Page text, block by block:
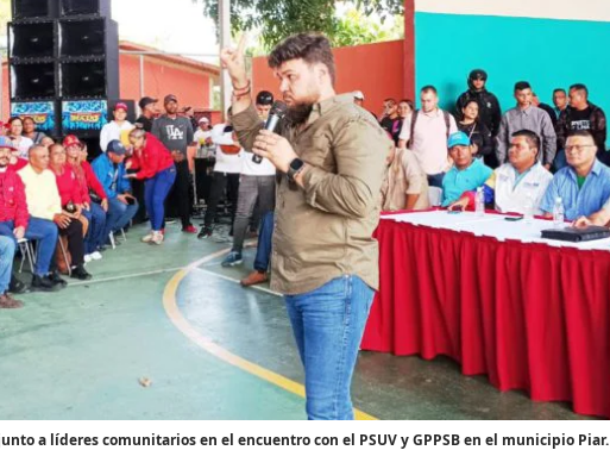
a líderes comunitarios en el encuentro con el PSUV y GPPSB en el municipio Piar.